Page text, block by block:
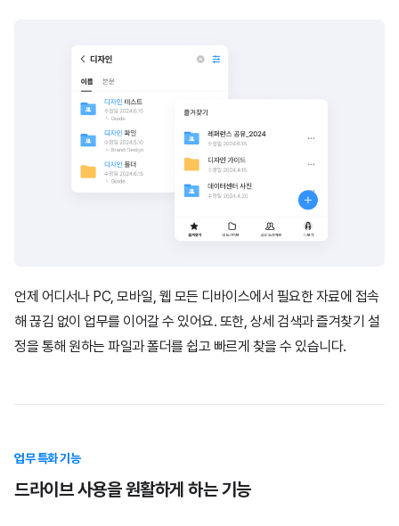
언제 어디서나 PC, 모바일, 웹 모든 디바이스에서 필요한 자료에 접속
해 끊김 없이 업무를 이어갈 수 있어요. 또한, 상세 검색과 즐겨찾기 설
정을 통해 원하는 파일과 폴더를 쉽고 빠르게 찾을 수 있습니다.
업무 특화 기능
드라이브 사용을 원활하게 하는 기능